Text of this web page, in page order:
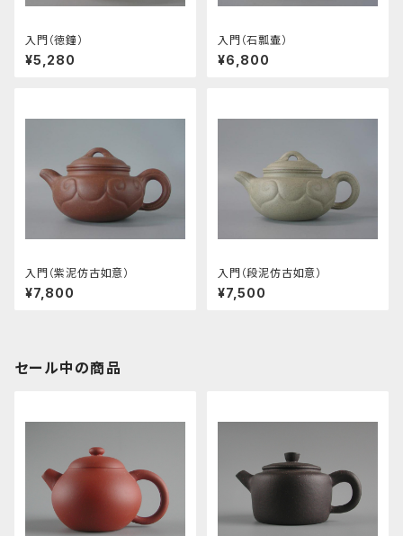
入門（徳鐘）
¥5,280
入門（石瓢壷）
¥6,800
入門（紫泥仿古如意）
¥7,800
入門（段泥仿古如意）
¥7,500
セール中の商品